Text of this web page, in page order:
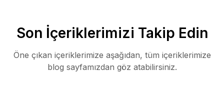
Son İçeriklerimizi Takip Edin
Öne çıkan içeriklerimize aşağıdan, tüm içeriklerimize
blog sayfamızdan göz atabilirsiniz.